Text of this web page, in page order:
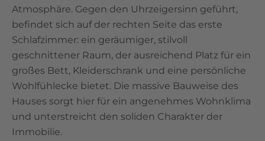
Atmosphäre. Gegen den Uhrzeigersinn geführt,
befindet sich auf der rechten Seite das erste
Schlafzimmer: ein geräumiger, stilvoll
geschnittener Raum, der ausreichend Platz für ein
großes Bett, Kleiderschrank und eine persönliche
Wohlfühlecke bietet. Die massive Bauweise des
Hauses sorgt hier für ein angenehmes Wohnklima
und unterstreicht den soliden Charakter der
Immobilie.